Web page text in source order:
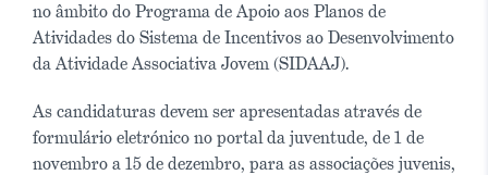
no âmbito do Programa de Apoio aos Planos de
Atividades do Sistema de Incentivos ao Desenvolvimento
da Atividade Associativa Jovem (SIDAAJ).
As candidaturas devem ser apresentadas através de
formulário eletrónico no portal da juventude, de 1 de
novembro a 15 de dezembro, para as associações juvenis,